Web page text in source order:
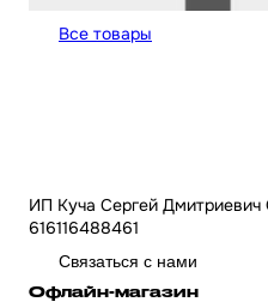
Все товары
ИП Куча Сергей
616116488461
Связаться с нами
Офлайн-магазин